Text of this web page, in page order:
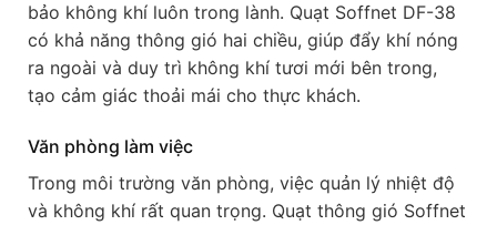
bảo không khí luôn trong lành. Quạt Soffnet DF-38
có khả năng thông gió hai chiều, giúp đẩy khí nóng
ra ngoài và duy trì không khí tươi mới bên trong,
tạo cảm giác thoải mái cho thực khách.
Văn phòng làm việc
Trong môi trường văn phòng, việc quản lý nhiệt độ
và không khí rất quan trọng. Quạt thông gió Soffnet